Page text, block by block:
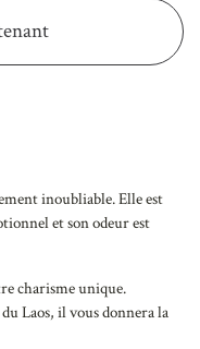
inoubliable. Elle est
et son odeur est
charisme unique.
Laos, il vous donnera la